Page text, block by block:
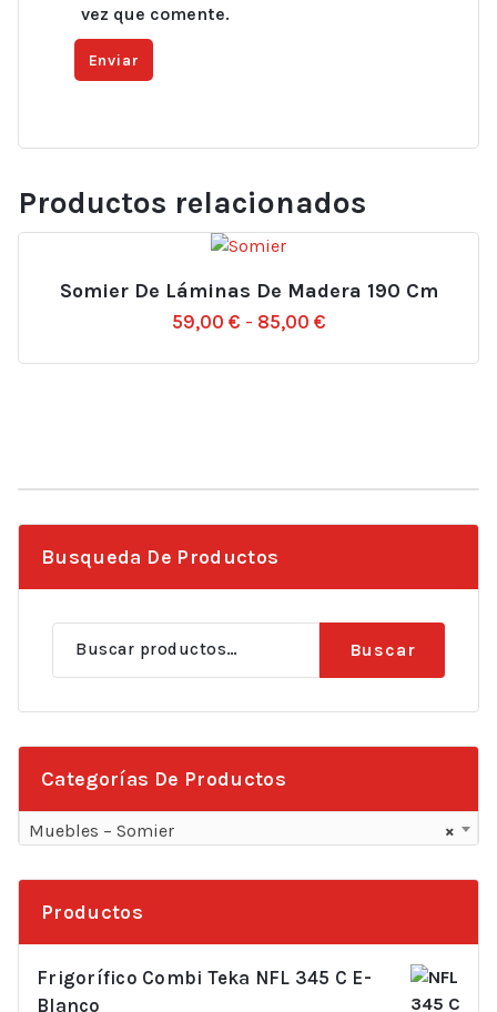
vez que comente.
Productos relacionados
Somier De Láminas De Madera 190 Cm
59,00 € - 85,00 €Rango
precios:
Busqueda De Productos
Buscar
Buscar
Categorías De Productos
×
Muebles – Somier
Productos
Frigorífico Combi Teka NFL 345 C E-
Blanco